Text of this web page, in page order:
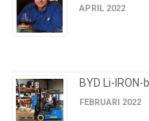
APRIL 2022
BYD Li-
FEBRUARI 2022